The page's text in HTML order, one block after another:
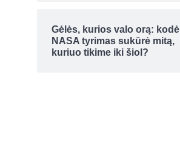
Gėlės, kurios valo orą: kodėl
NASA tyrimas sukūrė mitą,
kuriuo tikime iki šiol?